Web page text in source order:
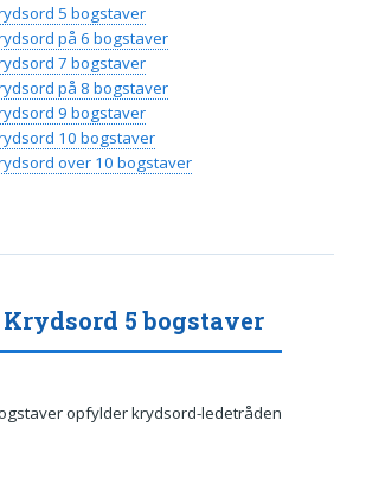
5 bogstaver
opfylder krydsord-ledetråden
5 bogstaver
på 6 bogstaver
7 bogstaver
på 8 bogstaver
9 bogstaver
10 bogstaver
over 10 bogstaver